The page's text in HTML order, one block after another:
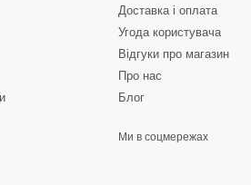
Доставка і оплата
Угода користувача
Відгуки про магазин
Про нас
Блог
Ми в соцмережах